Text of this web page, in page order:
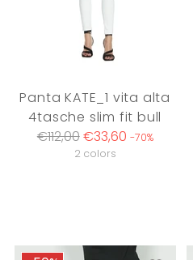
Panta KATE_1 vita alta
4tasche slim fit bull
Regular
€112,00€33,60 -70%
2 colors